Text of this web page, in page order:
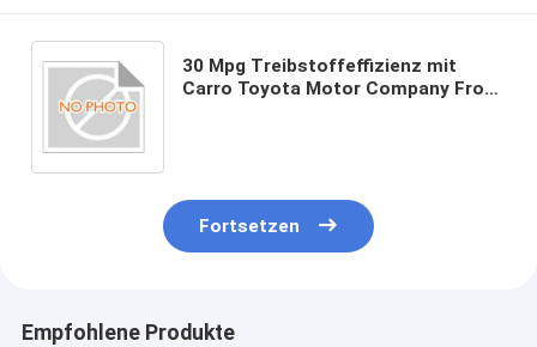
30 Mpg Treibstoffeffizienz mit
Carro Toyota Motor Company Front
Fortsetzen
Empfohlene Produkte